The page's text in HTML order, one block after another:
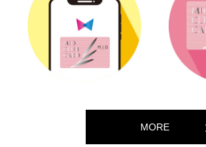
MORE